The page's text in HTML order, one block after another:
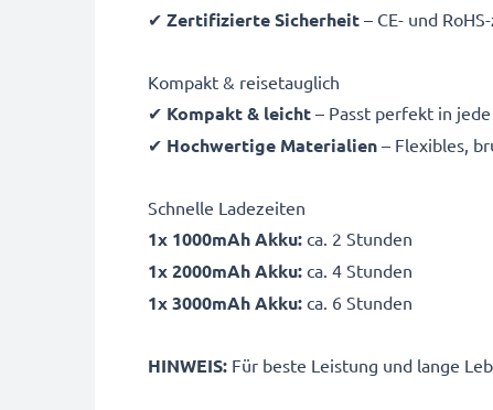
✔ Zertifizierte Sicherheit – CE- und
Kompakt & reisetauglich
✔ Kompakt & leicht – Passt perfekt in
✔ Hochwertige Materialien – Flexibles,
Schnelle Ladezeiten
1x 1000mAh Akku: ca. 2 Stunden
1x 2000mAh Akku: ca. 4 Stunden
1x 3000mAh Akku: ca. 6 Stunden
HINWEIS: Für beste Leistung und lange